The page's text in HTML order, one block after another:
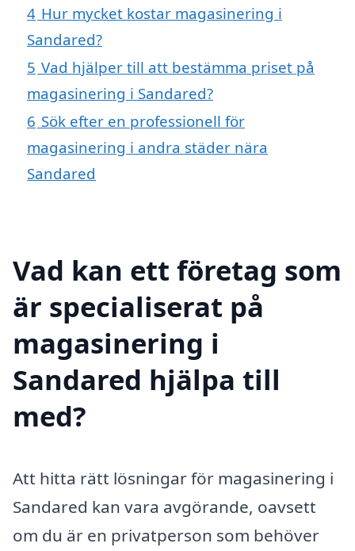
4 Hur mycket kostar magasinering i
Sandared?
5 Vad hjälper till att bestämma priset på
magasinering i Sandared?
6 Sök efter en professionell för
magasinering i andra städer nära
Sandared
Vad kan ett företag som
är specialiserat på
magasinering i
Sandared hjälpa till
med?
Att hitta rätt lösningar för magasinering i
Sandared kan vara avgörande, oavsett
om du är en privatperson som behöver